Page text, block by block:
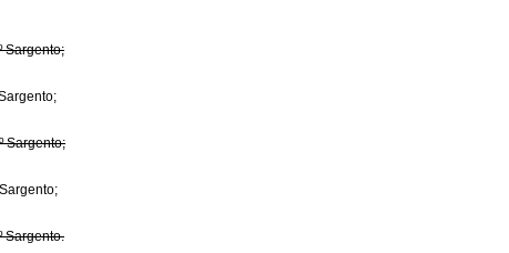
Sargento;
Sargento;
Sargento.